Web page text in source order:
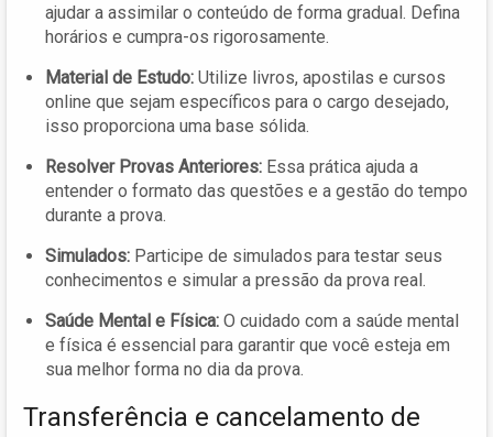
ajudar a assimilar o conteúdo de forma gradual. Defina
horários e cumpra-os rigorosamente.
Material de Estudo: Utilize livros, apostilas e cursos
online que sejam específicos para o cargo desejado,
isso proporciona uma base sólida.
Resolver Provas Anteriores: Essa prática ajuda a
entender o formato das questões e a gestão do tempo
durante a prova.
Simulados: Participe de simulados para testar seus
conhecimentos e simular a pressão da prova real.
Saúde Mental e Física: O cuidado com a saúde mental
e física é essencial para garantir que você esteja em
sua melhor forma no dia da prova.
Transferência e cancelamento de